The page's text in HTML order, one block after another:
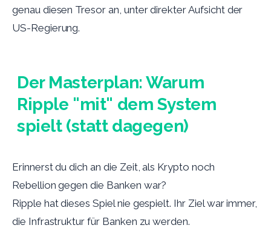
genau diesen Tresor an, unter direkter Aufsicht der
US-Regierung.
Der Masterplan: Warum
Ripple "mit" dem System
spielt (statt dagegen)
Erinnerst du dich an die Zeit, als Krypto noch
Rebellion gegen die Banken war?
Ripple hat dieses Spiel nie gespielt. Ihr Ziel war immer,
die Infrastruktur für Banken zu werden.